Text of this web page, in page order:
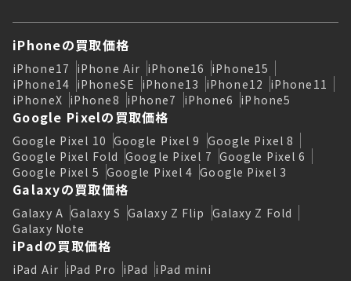
iPhoneの買取価格
iPhone17 iPhone Air iPhone16 iPhone15
iPhone14 iPhoneSE iPhone13 iPhone12 iPhone11
iPhoneX iPhone8 iPhone7 iPhone6 iPhone5
Google Pixelの買取価格
Google Pixel 10 Google Pixel 9 Google Pixel 8
Google Pixel Fold Google Pixel 7 Google Pixel 6
Google Pixel 5 Google Pixel 4 Google Pixel 3
Galaxyの買取価格
Galaxy A Galaxy S Galaxy Z Flip Galaxy Z Fold
Galaxy Note
iPadの買取価格
iPad Air iPad Pro iPad iPad mini